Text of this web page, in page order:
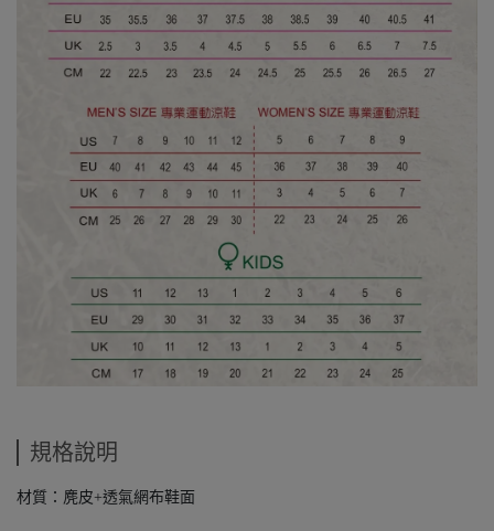
規格說明
材質：麂皮+透氣網布鞋面